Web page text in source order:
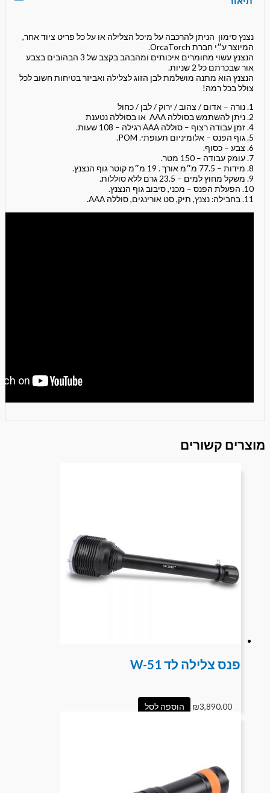
נצנץ סימון הניתן להרכבה על מיכל הצלילה או על כל פריט ציוד אחר,
המיוצר ע״י חברת OrcaTorch.
הנצנץ עשוי מחומרים איכותים ומהבהב בקצב של 3 הבהובים בצבע
אור שבכרתם כל 2 שניות.
הנצנץ הוא מתנה מושלמת לבן הזוג לצלילה ואביזר בטיחות חשוב לכל
צולל בכל רמה!
1. נורה – אדום / צהוב / ירוק / לבן / כחול
2. ניתן להשתמש בסוללה AAA או בסוללה נטענת
4. זמן עבודה רצוף – סוללה AAA רגילה – 108 שעות.
5. גוף הפנס – אלומיניום תעופתי. POM.
6. צבע – כסוף.
7. עומק עבודה – 150 מטר.
8. מידות – 77.5 מ״מ אורך . 19 מ״מ קוטר גוף הנצנץ.
9. משקל מחוץ למים – 23.5 גרם ללא סוללות.
10. הפעלת הפנס – מכני, סיבוב גוף הנצנץ.
11. בחבילה: נצנץ, תיק, סט אורינגים, סוללה AAA.
מוצרים קשורים
פנס צלילה לד W-51
₪3,890.00 הוספה לסל